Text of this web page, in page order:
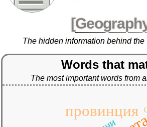
[
The hidden information behind the
Words that
The most important words from
провинция